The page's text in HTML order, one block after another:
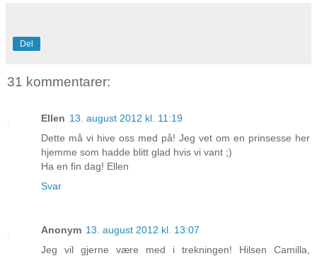
Del
31 kommentarer:
Ellen 13. august 2012 kl. 11:19
Dette må vi hive oss med på! Jeg vet om en prinsesse her
hjemme som hadde blitt glad hvis vi vant ;)
Ha en fin dag! Ellen
Svar
Anonym 13. august 2012 kl. 13:07
Jeg vil gjerne være med i trekningen! Hilsen Camilla,